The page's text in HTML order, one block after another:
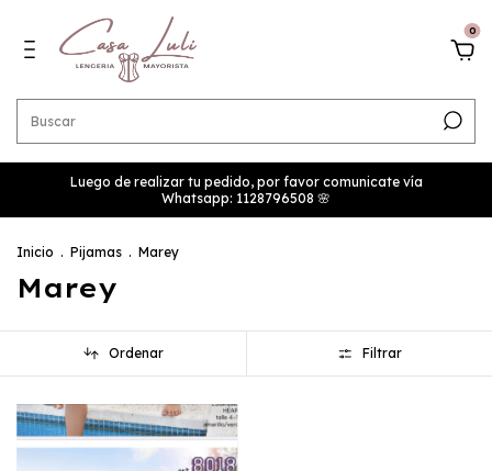
0
Luego de realizar tu pedido, por favor comunicate vía
Whatsapp: 1128796508 🌸
Inicio . Pijamas . Marey
Marey
Ordenar Filtrar